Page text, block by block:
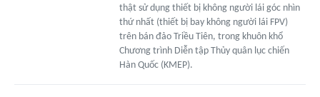
thật sử dụng thiết bị không người lái góc nhìn
thứ nhất (thiết bị bay không người lái FPV)
trên bán đảo Triều Tiên, trong khuôn khổ
Chương trình Diễn tập Thủy quân lục chiến
Hàn Quốc (KMEP).